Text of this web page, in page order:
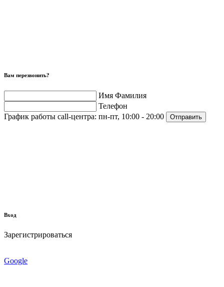
Вам перезвонить?
Имя Фамилия
Телефон
График работы call-центра: пн-пт, 10:00 - 20:00 Отправить
Вход
Зарегистрироваться
Google